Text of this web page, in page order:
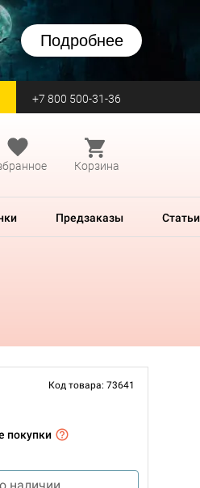
Подробнее
+7 800 500-31-36
Корзина
Предзаказы Статьи
Код товара: 73641
покупки
наличии